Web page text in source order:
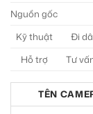
Nguồn gốc
Kỹ thuật
Đi
Hỗ trợ
Tư
TÊN